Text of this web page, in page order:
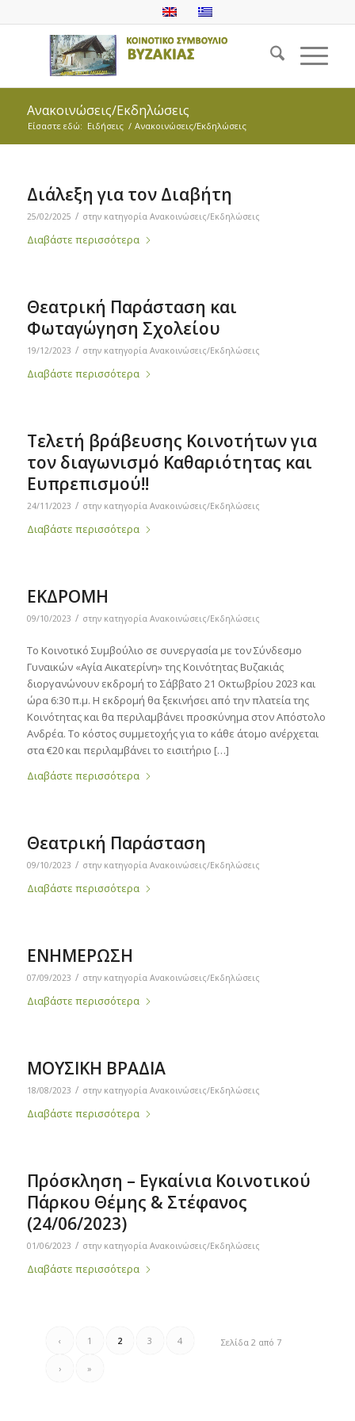
Ανακοινώσεις/Εκδηλώσεις
Είσαστε εδώ: Ειδήσεις / Ανακοινώσεις/Εκδηλώσεις
Διάλεξη για τον Διαβήτη
25/02/2025 / στην κατηγορία Ανακοινώσεις/Εκδηλώσεις
Διαβάστε περισσότερα
Θεατρική Παράσταση και
Φωταγώγηση Σχολείου
19/12/2023 / στην κατηγορία Ανακοινώσεις/Εκδηλώσεις
Διαβάστε περισσότερα
Τελετή βράβευσης Κοινοτήτων για
τον διαγωνισμό Καθαριότητας και
Ευπρεπισμού!!
24/11/2023 / στην κατηγορία Ανακοινώσεις/Εκδηλώσεις
Διαβάστε περισσότερα
ΕΚΔΡΟΜΗ
09/10/2023 / στην κατηγορία Ανακοινώσεις/Εκδηλώσεις
Το Κοινοτικό Συμβούλιο σε συνεργασία με τον Σύνδεσμο
Γυναικών «Αγία Αικατερίνη» της Κοινότητας Βυζακιάς
διοργανώνουν εκδρομή τo Σάββατο 21 Οκτωβρίου 2023 και
ώρα 6:30 π.μ. Η εκδρομή θα ξεκινήσει από την πλατεία της
Κοινότητας και θα περιλαμβάνει προσκύνημα στον Απόστολο
Ανδρέα. Το κόστος συμμετοχής για το κάθε άτομο ανέρχεται
στα €20 και περιλαμβάνει το εισιτήριο […]
Διαβάστε περισσότερα
Θεατρική Παράσταση
09/10/2023 / στην κατηγορία Ανακοινώσεις/Εκδηλώσεις
Διαβάστε περισσότερα
ΕΝΗΜΕΡΩΣΗ
07/09/2023 / στην κατηγορία Ανακοινώσεις/Εκδηλώσεις
Διαβάστε περισσότερα
ΜΟΥΣΙΚΗ ΒΡΑΔΙΑ
18/08/2023 / στην κατηγορία Ανακοινώσεις/Εκδηλώσεις
Διαβάστε περισσότερα
Πρόσκληση – Εγκαίνια Κοινοτικού
Πάρκου Θέμης & Στέφανος
(24/06/2023)
01/06/2023 / στην κατηγορία Ανακοινώσεις/Εκδηλώσεις
Διαβάστε περισσότερα
Σελίδα 2 από 7
‹ 1 2 3 4
› »